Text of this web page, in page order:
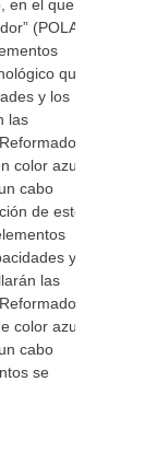
en el que
(POLA
que
y los
las
color azul,
cabo
de este
y
las
color azul,
cabo
se